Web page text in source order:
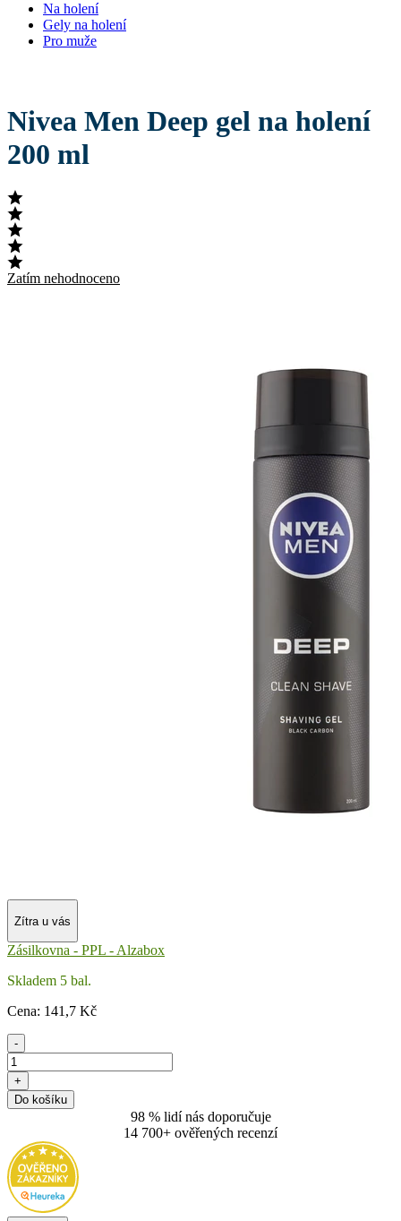
Na holení
Gely na holení
Pro muže
Nivea Men Deep gel na holení
200 ml
Zatím nehodnoceno
Zítra u vás
Zásilkovna - PPL - Alzabox
Skladem 5 bal.
Cena: 141 ,7 Kč
-
+
Do košíku
98 % lidí nás doporučuje
14 700+ ověřených recenzí